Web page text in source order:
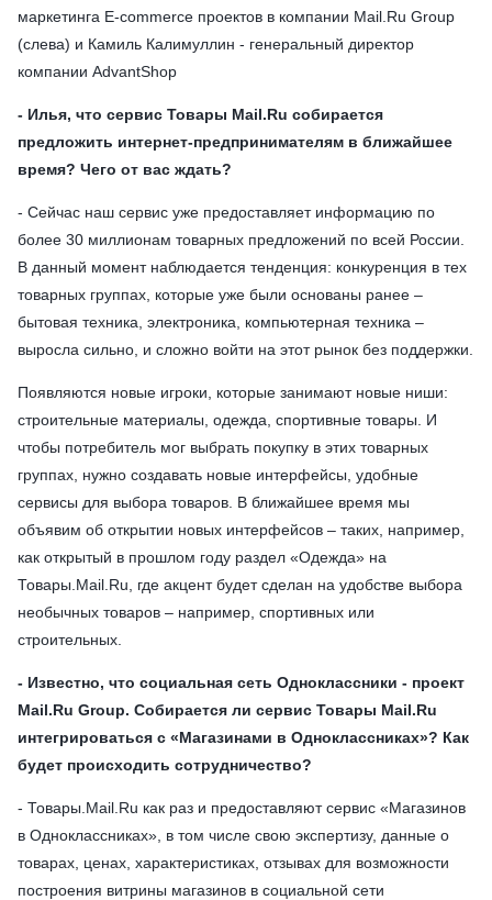
маркетинга E-commerce проектов в компании Mail.Ru Group
(слева) и Камиль Калимуллин - генеральный директор
компании AdvantShop
- Илья, что сервис Товары Mail.Ru собирается
предложить интернет-предпринимателям в ближайшее
время? Чего от вас ждать?
- Сейчас наш сервис уже предоставляет информацию по
более 30 миллионам товарных предложений по всей России.
В данный момент наблюдается тенденция: конкуренция в тех
товарных группах, которые уже были основаны ранее –
бытовая техника, электроника, компьютерная техника –
выросла сильно, и сложно войти на этот рынок без поддержки.
Появляются новые игроки, которые занимают новые ниши:
строительные материалы, одежда, спортивные товары. И
чтобы потребитель мог выбрать покупку в этих товарных
группах, нужно создавать новые интерфейсы, удобные
сервисы для выбора товаров. В ближайшее время мы
объявим об открытии новых интерфейсов – таких, например,
как открытый в прошлом году раздел «Одежда» на
Товары.Mail.Ru, где акцент будет сделан на удобстве выбора
необычных товаров – например, спортивных или
строительных.
- Известно, что социальная сеть Одноклассники - проект
Mail.Ru Group. Собирается ли сервис Товары Mail.Ru
интегрироваться с «Магазинами в Одноклассниках»? Как
будет происходить сотрудничество?
- Товары.Мail.Ru как раз и предоставляют сервис «Магазинов
в Одноклассниках», в том числе свою экспертизу, данные о
товарах, ценах, характеристиках, отзывах для возможности
построения витрины магазинов в социальной сети